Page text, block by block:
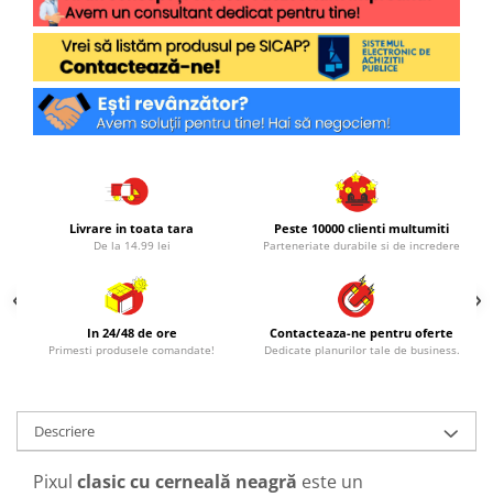
Livrare in toata tara
De la 14.99 lei
Peste 10000 clienti multumiti
Parteneriate durabile si de incredere
In 24/48 de ore
Primesti produsele comandate!
Contacteaza-ne pentru oferte
Dedicate planurilor tale de business.
Descriere
Pixul clasic cu cerneală neagră este un